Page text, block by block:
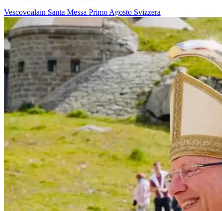
Vescovoalain Santa Messa Primo Agosto Svizzera